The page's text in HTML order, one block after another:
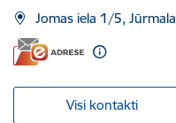
Jomas iela 1/5,
Visi kontakti